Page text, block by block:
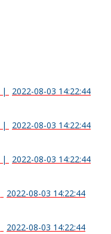
| 2022-08-03 14:22:44
| 2022-08-03 14:22:44
| 2022-08-03 14:22:44
2022-08-03 14:22:44
2022-08-03 14:22:44